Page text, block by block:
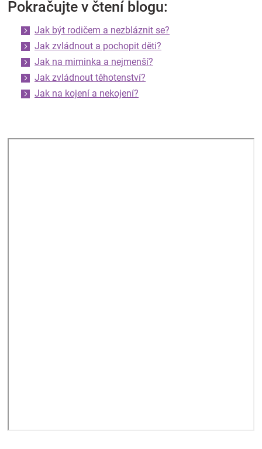
Pokračujte v čtení blogu:
Jak být rodičem a nezbláznit se?
Jak zvládnout a pochopit děti?
Jak na miminka a nejmenší?
Jak zvládnout těhotenství?
Jak na kojení a nekojení?